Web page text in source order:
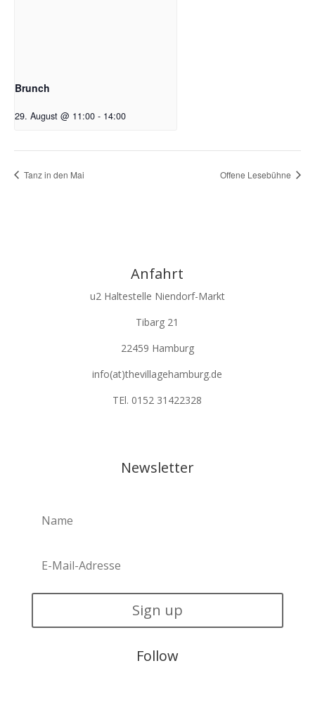
Brunch
29. August @ 11:00 - 14:00
Tanz in den Mai Offene Lesebühne
Anfahrt
u2 Haltestelle Niendorf-Markt
Tibarg 21
22459 Hamburg
info(at)thevillagehamburg.de
TEl. 0152 31422328
Newsletter
Sign up
Follow